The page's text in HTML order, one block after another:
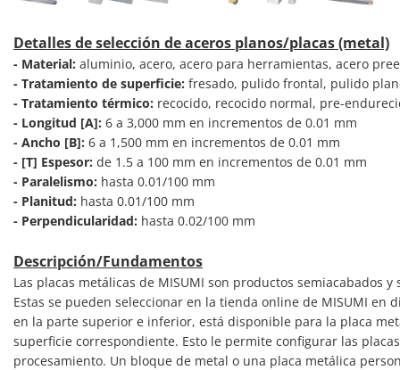
Detalles de selección de aceros planos/placas (metal)
- Material: aluminio, acero, acero para herramientas, acero
- Tratamiento de superficie: fresado, pulido frontal, pulido
- Tratamiento térmico: recocido, recocido normal, pre-
- Longitud [A]: 6 a 3,000 mm en incrementos de 0.01 mm
- Ancho [B]: 6 a 1,500 mm en incrementos de 0.01 mm
- [T] Espesor: de 1.5 a 100 mm en incrementos de 0.01 mm
- Paralelismo: hasta 0.01/100 mm
- Planitud: hasta 0.01/100 mm
- Perpendicularidad: hasta 0.02/100 mm
Descripción/Fundamentos
Las placas metálicas de MISUMI son productos
Estas se pueden seleccionar en la tienda online de MISUMI
en la parte superior e inferior, está disponible para la placa
superficie correspondiente. Esto le permite configurar las
procesamiento. Un bloque de metal o una placa metálica